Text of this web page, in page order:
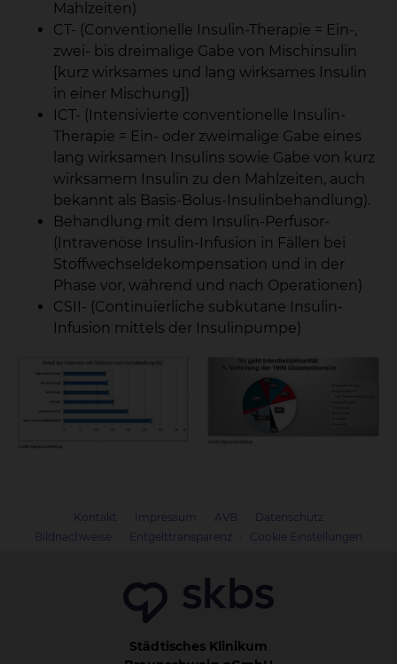
Mahlzeiten)
CT- (Conventionelle Insulin-Therapie = Ein-,
zwei- bis dreimalige Gabe von Mischinsulin
[kurz wirksames und lang wirksames Insulin
in einer Mischung])
ICT- (Intensivierte conventionelle Insulin-
Therapie = Ein- oder zweimalige Gabe eines
lang wirksamen Insulins sowie Gabe von kurz
wirksamem Insulin zu den Mahlzeiten, auch
bekannt als Basis-Bolus-Insulinbehandlung).
Behandlung mit dem Insulin-Perfusor-
(Intravenöse Insulin-Infusion in Fällen bei
Stoffwechseldekompensation und in der
Phase vor, während und nach Operationen)
CSII- (Continuierliche subkutane Insulin-
Infusion mittels der Insulinpumpe)
Kontakt Impressum AVB
Datenschutz
Bildnachweise
Entgelttransparenz Cookie Einstellungen
Städtisches Klinikum